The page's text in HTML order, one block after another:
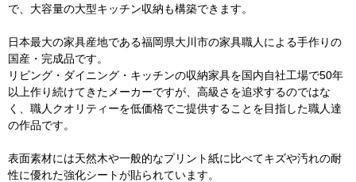
で、大容量の大型キッチン収納も構築できます。
日本最大の家具産地である福岡県大川市の家具職人による手作りの
国産・完成品です。
リビング・ダイニング・キッチンの収納家具を国内自社工場で50年
以上作り続けてきたメーカーですが、高級さを追求するのではな
く、職人クオリティーを低価格でご提供することを目指した職人達
の作品です。
表面素材には天然木や一般的なプリント紙に比べてキズや汚れの耐
性に優れた強化シートが貼られています。